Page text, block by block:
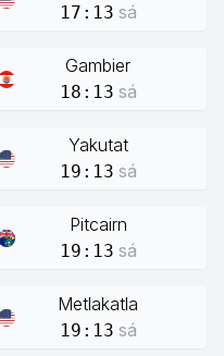
17:13 sá
Gambier
18:13 sá
Yakutat
19:13 sá
Pitcairn
19:13 sá
Metlakatla
19:13 sá